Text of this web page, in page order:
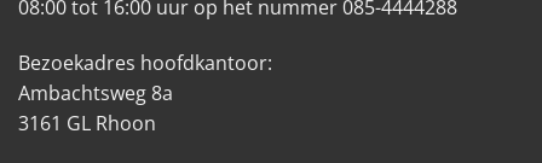
08:00 tot 16:00 uur op het nummer 085-4444288
Bezoekadres hoofdkantoor:
Ambachtsweg 8a
3161 GL Rhoon